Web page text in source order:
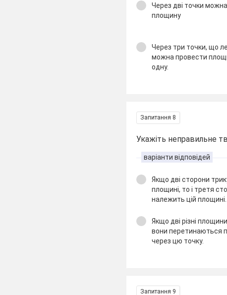
Через дві точки
площину
Через три точки, що
можна провести
одну.
Запитання 8
Укажіть неправильне
варіанти відповідей
Якщо дві сторони
площині, то і третя
належить цій площині.
Якщо дві різні
вони перетинаються
через цю точку.
Запитання 9